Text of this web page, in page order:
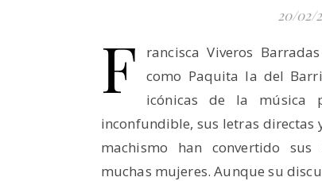
20/02/
F
rancisca Viveros
como Paquita la del
icónicas de la música
inconfundible, sus letras directas
machismo han convertido sus
muchas mujeres. Aunque su